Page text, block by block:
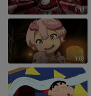
5:11
1:03